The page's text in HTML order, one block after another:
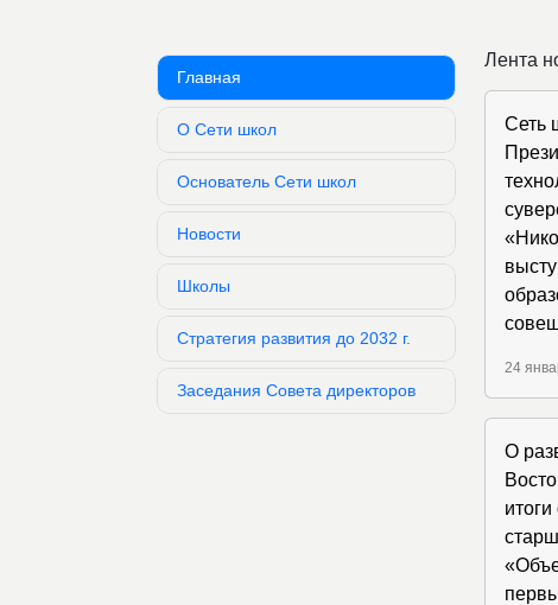
Главная
О Сети школ
Основатель Сети школ
Новости
Школы
Стратегия развития до 2032 г.
Заседания Совета директоров
Лента
Сеть
24
​О